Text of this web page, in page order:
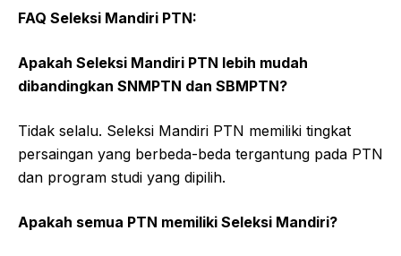
FAQ Seleksi Mandiri PTN:
Apakah Seleksi Mandiri PTN lebih mudah
dibandingkan SNMPTN dan SBMPTN?
Tidak selalu. Seleksi Mandiri PTN memiliki tingkat
persaingan yang berbeda-beda tergantung pada PTN
dan program studi yang dipilih.
Apakah semua PTN memiliki Seleksi Mandiri?